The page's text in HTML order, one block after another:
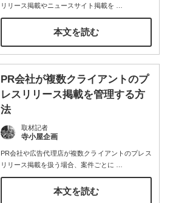
リリース掲載やニュースサイト掲載を
本文を読む
PR会社が複数クライアントのプ
レスリリース掲載を管理する方
法
取材記者
寺小屋企画
PR会社や広告代理店が複数クライアントのプレス
リリース掲載を扱う場合、案件ごとに
本文を読む